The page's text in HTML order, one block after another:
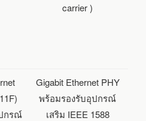
carrier )
กรณ์
Gigabit Ethernet PHY
พร้อมรองรับอุปกรณ์
เสริม IEEE 1588